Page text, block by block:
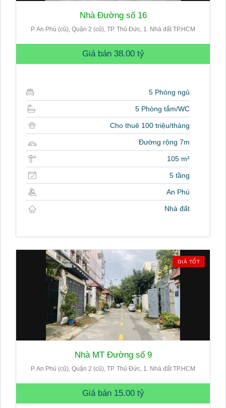
Nhà Đường số 16
P. An Phú (cũ), Quận 2 (cũ), TP. Thủ Đức, 1. Nhà đất TP.HCM
Giá bán 38.00 tỷ
5 Phòng ngủ
5 Phòng tắm/WC
Cho thuê 100 triệu/tháng
Đường rộng 7m
105 m²
5 tầng
An Phú
Nhà đất
GIÁ TỐT
Nhà MT Đường số 9
P. An Phú (cũ), Quận 2 (cũ), TP. Thủ Đức, 1. Nhà đất TP.HCM
Giá bán 15.00 tỷ